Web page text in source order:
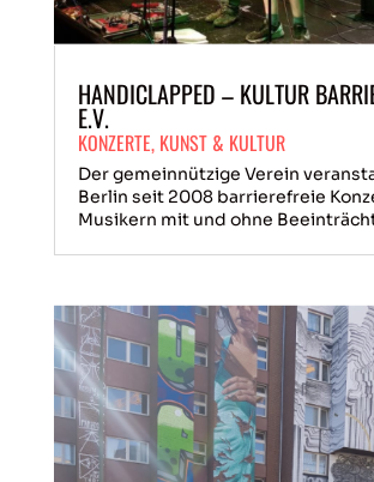
HANDICLAPPED – KULTUR
E.V.
KONZERTE, KUNST & KULTUR
Der gemeinnützige Verein
Berlin seit 2008 barrierefreie
Musikern mit und ohne